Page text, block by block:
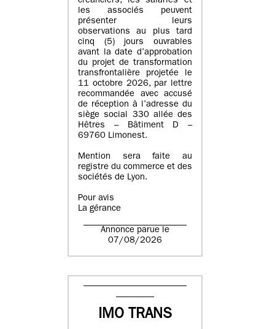
les associés peuvent
présenter leurs
observations au plus tard
cinq (5) jours ouvrables
avant la date d’approbation
du projet de transformation
transfrontalière projetée le
11 octobre 2026, par lettre
recommandée avec accusé
de réception à l’adresse du
siège social 330 allée des
Hêtres – Bâtiment D –
69760 Limonest.
Mention sera faite au
registre du commerce et des
sociétés de Lyon.
Pour avis
La gérance
Annonce parue le
07/08/2026
IMO TRANS